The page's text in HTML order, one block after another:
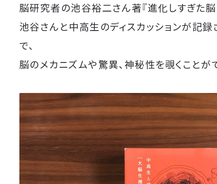
脳研究者の池谷裕二さん著『進化しすぎた脳
池谷さんと中高生のディスカッションが記
で、
脳のメカニズムや驚異、神秘性を覗くことが